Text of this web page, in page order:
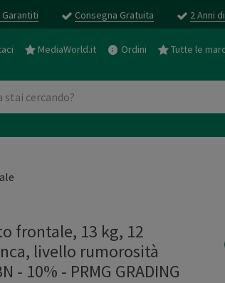
Consegna Gratuita 2 Anni
MediaWorld.it Ordini Tutte le
frontale, 13 kg, 12
livello rumorosità
- 10% - PRMG GRADING